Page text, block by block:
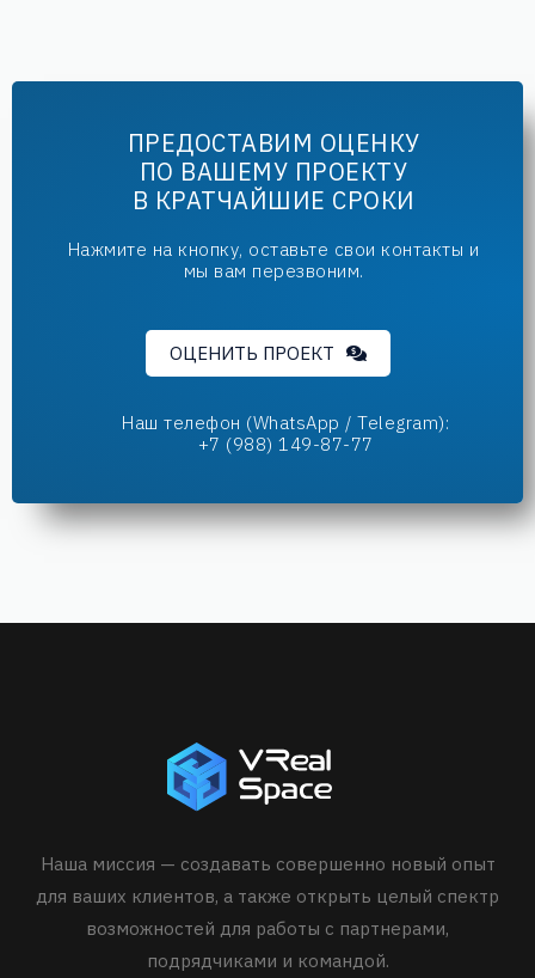
ПРЕДОСТАВИМ ОЦЕНКУ
ПО ВАШЕМУ ПРОЕКТУ
В КРАТЧАЙШИЕ СРОКИ
Нажмите на кнопку, оставьте свои контакты и
мы вам перезвоним.
ОЦЕНИТЬ ПРОЕКТ
Наш телефон (WhatsApp / Telegram):
+7 (988) 149-87-77
Наша миссия — создавать совершенно новый опыт
для ваших клиентов, а также открыть целый спектр
возможностей для работы с партнерами,
подрядчиками и командой.